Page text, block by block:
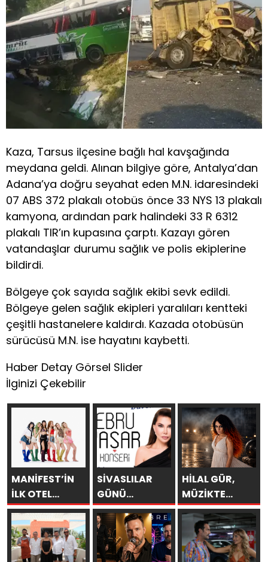
Kaza, Tarsus ilçesine bağlı hal kavşağında
meydana geldi. Alınan bilgiye göre, Antalya’dan
Adana’ya doğru seyahat eden M.N. idaresindeki
07 ABS 372 plakalı otobüs önce 33 NYS 13 plakalı
kamyona, ardından park halindeki 33 R 6312
plakalı TIR’ın kupasına çarptı. Kazayı gören
vatandaşlar durumu sağlık ve polis ekiplerine
bildirdi.
Bölgeye çok sayıda sağlık ekibi sevk edildi.
Bölgeye gelen sağlık ekipleri yaralıları kentteki
çeşitli hastanelere kaldırdı. Kazada otobüsün
sürücüsü M.N. ise hayatını kaybetti.
Haber Detay Görsel Slider
İlginizi Çekebilir
MANİFEST’İN
İLK OTEL
KONSERİ 7
AĞUSTOS’TA
ANTALYA’DA
SİVASLILAR
GÜNÜ
KUTLAMALARINDA
EBRU YAŞAR
RÜZGARI
ESECEK!
HİLAL GÜR,
MÜZİKTE
YARAYI